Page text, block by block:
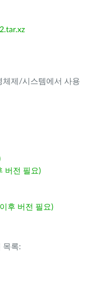
체제/시스템에서 사용
버전 필요)
후 버전 필요)
목록: